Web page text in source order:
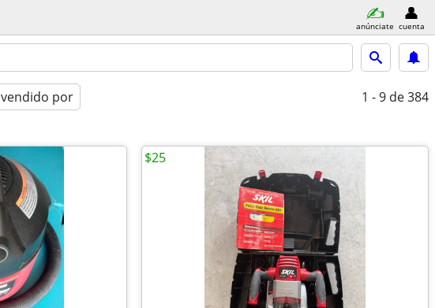
anúnciate cuenta
vendido por 1 - 9 de 384
$25